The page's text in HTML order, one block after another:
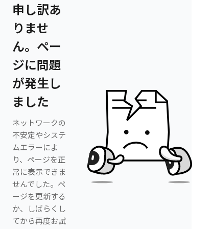
申し訳あ
りませ
ん。ペー
ジに問題
が発生し
ました
ネットワークの
不安定やシステ
ムエラーによ
り、ページを正
常に表示できま
せんでした。ペ
ージを更新する
か、しばらくし
てから再度お試